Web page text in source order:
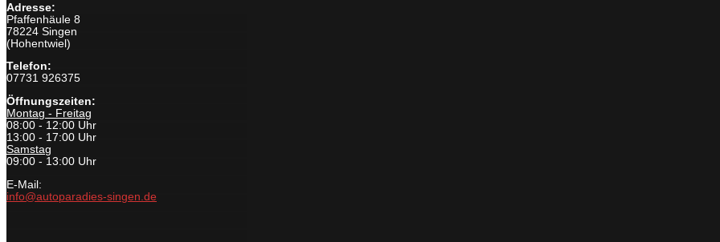
Adresse:
Pfaffenhäule 8
78224 Singen
(Hohentwiel)
Telefon:
07731 926375
Öffnungszeiten:
Montag - Freitag
08:00 - 12:00 Uhr
13:00 - 17:00 Uhr
Samstag
09:00 - 13:00 Uhr
E-Mail:
info@autoparadies-singen.de